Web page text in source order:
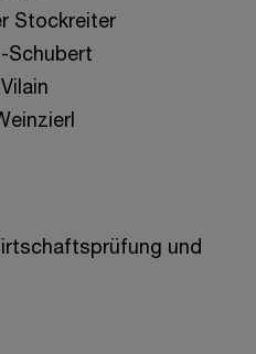
Stockreiter
Schubert
und